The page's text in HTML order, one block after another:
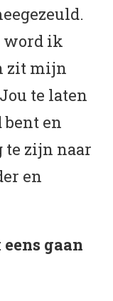
word ik
zit mijn
te laten
en
te zijn naar
en
gaan